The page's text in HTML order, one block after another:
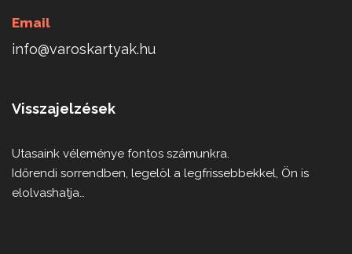
Email
info@varoskartyak.hu
Visszajelzések
Utasaink véleménye fontos számunkra.
Időrendi sorrendben, legelöl a legfrissebbekkel, Ön is
elolvashatja…